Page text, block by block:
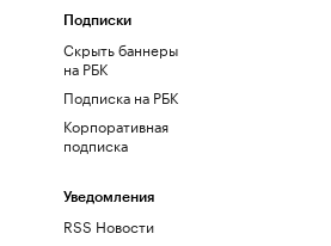
Подписки
Скрыть баннеры
на РБК
Подписка на РБК
Корпоративная
подписка
Уведомления
RSS Новости